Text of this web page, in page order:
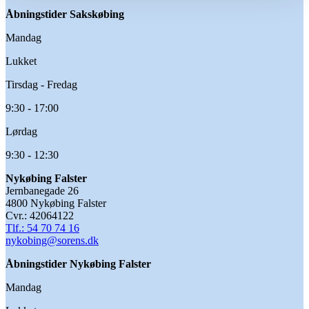
Åbningstider Sakskøbing
Mandag
Lukket
Tirsdag - Fredag
9:30 - 17:00
Lørdag
9:30 - 12:30
Nykøbing Falster
Jernbanegade 26
4800 Nykøbing Falster
Cvr.: 42064122
Tlf.: 54 70 74 16
nykobing@sorens.dk
Åbningstider Nykøbing Falster
Mandag